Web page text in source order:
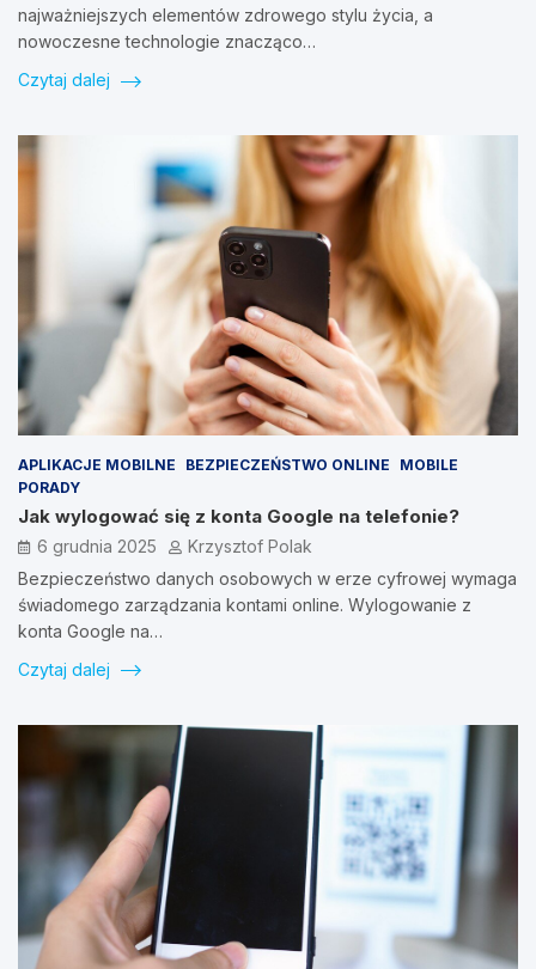
najważniejszych elementów zdrowego stylu życia, a
nowoczesne technologie znacząco…
Czytaj dalej
APLIKACJE MOBILNE BEZPIECZEŃSTWO ONLINE
MOBILE
PORADY
Jak wylogować się z konta Google na telefonie?
6 grudnia 2025
Krzysztof Polak
Bezpieczeństwo danych osobowych w erze cyfrowej wymaga
świadomego zarządzania kontami online. Wylogowanie z
konta Google na…
Czytaj dalej